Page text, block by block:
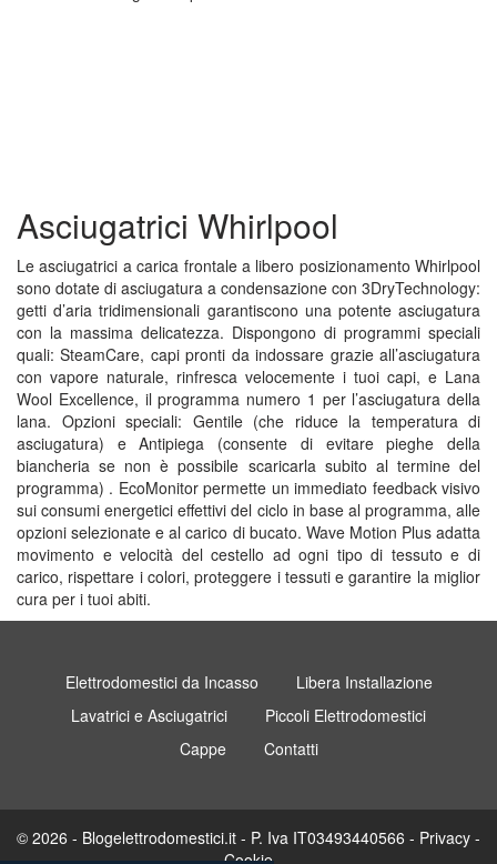
Asciugatrici Whirlpool
Le asciugatrici a carica frontale a libero posizionamento Whirlpool
sono dotate di asciugatura a condensazione con 3DryTechnology:
getti d’aria tridimensionali garantiscono una potente asciugatura
con la massima delicatezza. Dispongono di programmi speciali
quali: SteamCare, capi pronti da indossare grazie all’asciugatura
con vapore naturale, rinfresca velocemente i tuoi capi, e Lana
Wool Excellence, il programma numero 1 per l’asciugatura della
lana. Opzioni speciali: Gentile (che riduce la temperatura di
asciugatura) e Antipiega (consente di evitare pieghe della
biancheria se non è possibile scaricarla subito al termine del
programma) . EcoMonitor permette un immediato feedback visivo
sui consumi energetici effettivi del ciclo in base al programma, alle
opzioni selezionate e al carico di bucato. Wave Motion Plus adatta
movimento e velocità del cestello ad ogni tipo di tessuto e di
carico, rispettare i colori, proteggere i tessuti e garantire la miglior
cura per i tuoi abiti.
Elettrodomestici da Incasso
Libera Installazione
Lavatrici e Asciugatrici
Piccoli Elettrodomestici
Cappe
Contatti
© 2026 - Blogelettrodomestici.it - P. Iva IT03493440566 - Privacy -
Cookie